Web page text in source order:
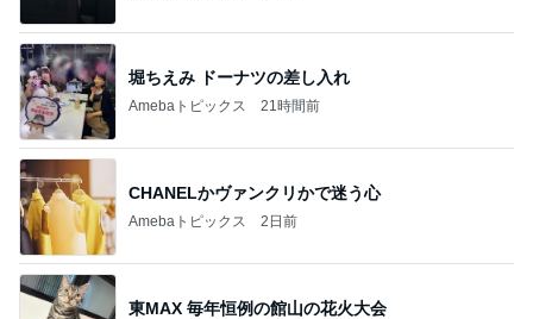
堀ちえみ ドーナツの差し入れ
Amebaトピックス 21時間前
CHANELかヴァンクリかで迷う心
Amebaトピックス 2日前
東MAX 毎年恒例の館山の花火大会